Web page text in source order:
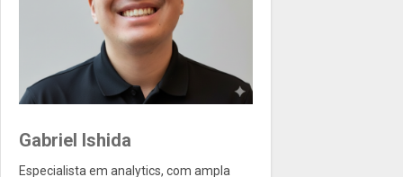
Gabriel Ishida
Especialista em analytics, com ampla